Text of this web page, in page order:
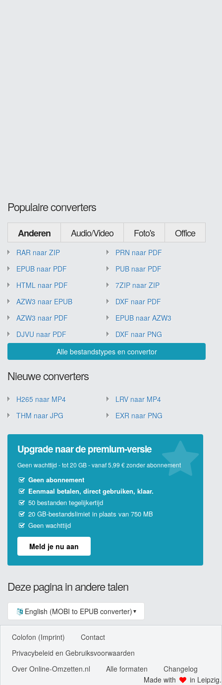
Populaire converters
Anderen Audio/Video Foto's Office
RAR naar ZIP
PRN naar PDF
EPUB naar PDF
PUB naar PDF
HTML naar PDF
7ZIP naar ZIP
AZW3 naar EPUB
DXF naar PDF
AZW3 naar PDF
EPUB naar AZW3
DJVU naar PDF
DXF naar PNG
Alle bestandstypes en convertor
Nieuwe converters
H265 naar MP4
LRV naar MP4
THM naar JPG
EXR naar PNG
Upgrade naar de premium-versie
Geen wachttijd - tot 20 GB - vanaf 5,99 € zonder abonnement
Geen abonnement
Eenmaal betalen, direct gebruiken, klaar.
50 bestanden tegelijkertijd
20 GB-bestandslimiet in plaats van 750 MB
Geen wachttijd
Meld je nu aan
Deze pagina in andere talen
English (MOBI to EPUB converter) ▼
Colofon (Imprint)
Contact
Privacybeleid en Gebruiksvoorwaarden
Over Online-Omzetten.nl
Alle formaten
Changelog
Made with
in Leipzig.